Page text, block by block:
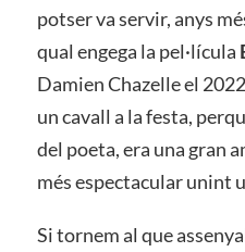
potser va servir, anys
qual engega la pel·lícula
Damien Chazelle el
un cavall a la festa,
del poeta, era una gran
més espectacular unint
Si tornem al que